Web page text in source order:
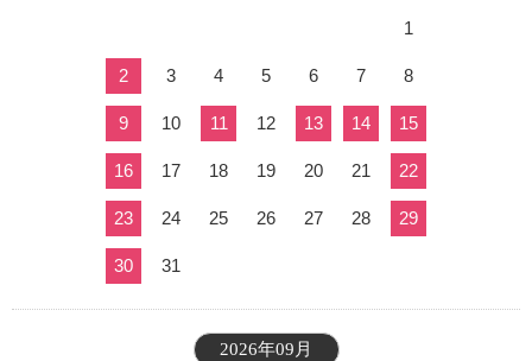
1
2 3 4 5 6 7 8
9 10 11 12 13 14 15
16 17 18 19 20 21 22
23 24 25 26 27 28 29
30 31
2026年09月